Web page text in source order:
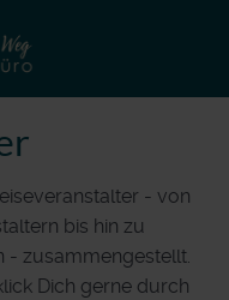
- von
bis hin zu
- zusammengestellt.
Dich gerne durch